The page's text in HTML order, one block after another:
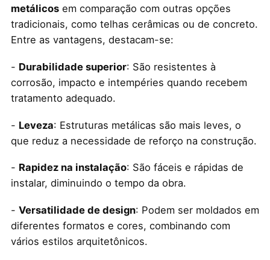
metálicosem comparação com outras opções
tradicionais, como telhas cerâmicas ou de concreto.
Entre as vantagens, destacam-se:
- Durabilidade superior: São resistentes à
corrosão, impacto e intempéries quando recebem
tratamento adequado.
- Leveza: Estruturas metálicas são mais leves, o
que reduz a necessidade de reforço na construção.
- Rapidez na instalação: São fáceis e rápidas de
instalar, diminuindo o tempo da obra.
- Versatilidade de design: Podem ser moldados em
diferentes formatos e cores, combinando com
vários estilos arquitetônicos.